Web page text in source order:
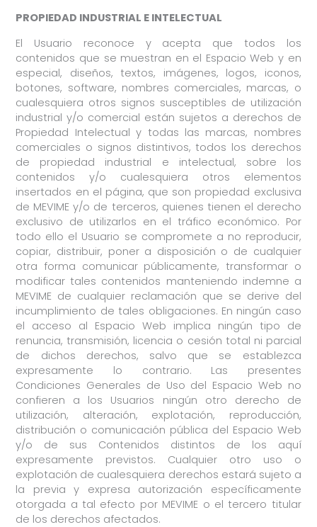
PROPIEDAD INDUSTRIAL E INTELECTUAL
El Usuario reconoce y acepta que todos los
contenidos que se muestran en el Espacio Web y en
especial, diseños, textos, imágenes, logos, iconos,
botones, software, nombres comerciales, marcas, o
cualesquiera otros signos susceptibles de utilización
industrial y/o comercial están sujetos a derechos de
Propiedad Intelectual y todas las marcas, nombres
comerciales o signos distintivos, todos los derechos
de propiedad industrial e intelectual, sobre los
contenidos y/o cualesquiera otros elementos
insertados en el página, que son propiedad exclusiva
de MEVIME y/o de terceros, quienes tienen el derecho
exclusivo de utilizarlos en el tráfico económico. Por
todo ello el Usuario se compromete a no reproducir,
copiar, distribuir, poner a disposición o de cualquier
otra forma comunicar públicamente, transformar o
modificar tales contenidos manteniendo indemne a
MEVIME de cualquier reclamación que se derive del
incumplimiento de tales obligaciones. En ningún caso
el acceso al Espacio Web implica ningún tipo de
renuncia, transmisión, licencia o cesión total ni parcial
de dichos derechos, salvo que se establezca
expresamente lo contrario. Las presentes
Condiciones Generales de Uso del Espacio Web no
confieren a los Usuarios ningún otro derecho de
utilización, alteración, explotación, reproducción,
distribución o comunicación pública del Espacio Web
y/o de sus Contenidos distintos de los aquí
expresamente previstos. Cualquier otro uso o
explotación de cualesquiera derechos estará sujeto a
la previa y expresa autorización específicamente
otorgada a tal efecto por MEVIME o el tercero titular
de los derechos afectados.